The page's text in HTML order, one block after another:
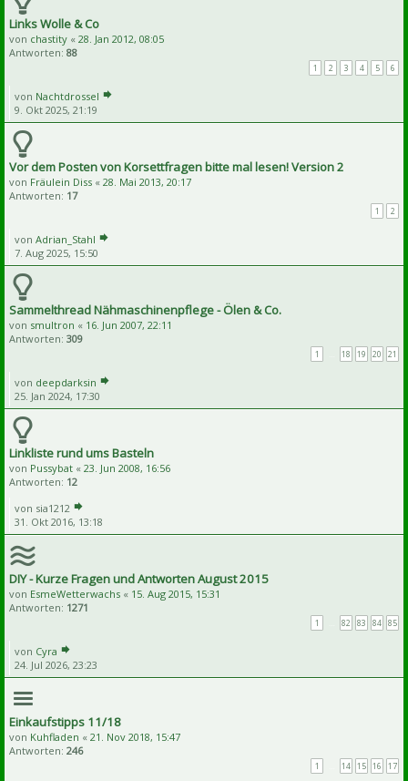
Links Wolle & Co
von chastity « 28. Jan 2012, 08:05
Antworten: 88
1 2 3 4 5 6
von Nachtdrossel
9. Okt 2025, 21:19
Vor dem Posten von Korsettfragen bitte mal lesen! Version 2
von Fräulein Diss « 28. Mai 2013, 20:17
Antworten: 17
1 2
von Adrian_Stahl
7. Aug 2025, 15:50
Sammelthread Nähmaschinenpflege - Ölen & Co.
von smultron « 16. Jun 2007, 22:11
Antworten: 309
1 18 19 20 21
von deepdarksin
25. Jan 2024, 17:30
Linkliste rund ums Basteln
von Pussybat « 23. Jun 2008, 16:56
Antworten: 12
von sia1212
31. Okt 2016, 13:18
DIY - Kurze Fragen und Antworten August 2015
von EsmeWetterwachs « 15. Aug 2015, 15:31
Antworten: 1271
1 82 83 84 85
von Cyra
24. Jul 2026, 23:23
Einkaufstipps 11/18
von Kuhfladen « 21. Nov 2018, 15:47
Antworten: 246
1 14 15 16 17